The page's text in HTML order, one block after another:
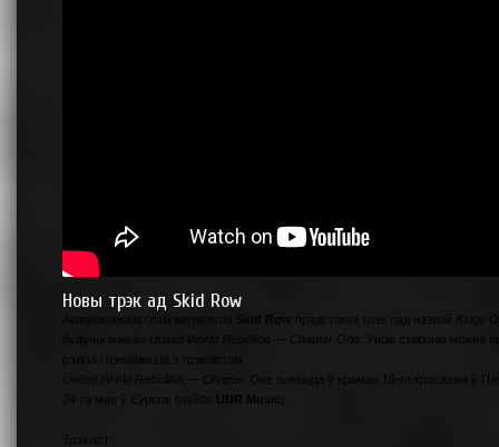
Новы трэк ад Skid Row
Skid Row прадставілі трэк пад назвай Kings
United World Rebellion — Chapter One
. Унізе старонкі можна
рэліза і азнаёміцца з трэклістам.
United World Rebellion — Chapter One
зьявіцца ў крамах 16-га красавіка ў
24-га мая ў Еўропе (лэйбл UDR Music ).
Трэкліст: